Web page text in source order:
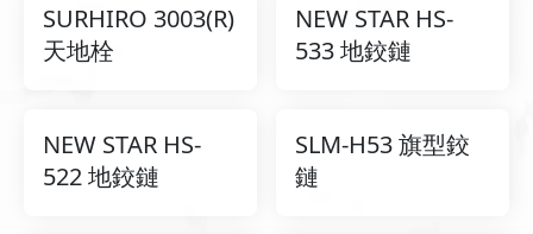
SURHIRO 3003(R)
天地栓
NEW STAR HS-
533 地鉸鏈
NEW STAR HS-
522 地鉸鏈
SLM-H53 旗型鉸
鏈